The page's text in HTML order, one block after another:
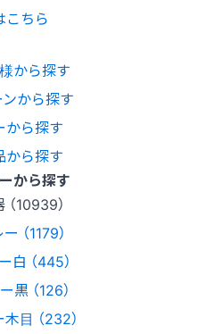
こちら
から探す
から探す
から探す
から探す
から探す
10939）
（1179）
白 （445）
黒 （126）
目 （232）